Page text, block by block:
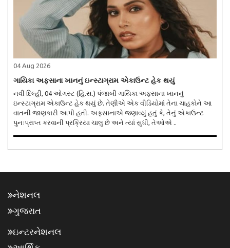
04 Aug 2026
ગાયિકા અફસાના ખાનનું ઇન્સ્ટાગ્રામ એકાઉન્ટ હેક થયું
નવી દિલ્હી, 04 ઓગસ્ટ (હિ.સ.) પંજાબી ગાયિકા અફસાના ખાનનું
ઇન્સ્ટાગ્રામ એકાઉન્ટ હેક થયું છે. તેણીએ એક વીડિયોમાં તેના ચાહકોને આ
વાતની જાણકારી આપી હતી. અફસાનાએ જણાવ્યું હતું કે, તેનું એકાઉન્ટ
પુનઃપ્રાપ્ત કરવાની પ્રક્રિયા ચાલુ છે અને ત્યાં સુધી, તેઓએ ..
નેશનલ
ગુજરાત
ઇન્ટરનેશનલ